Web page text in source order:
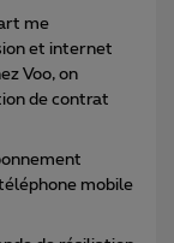
me
et internet
Voo, on
de contrat
mobile